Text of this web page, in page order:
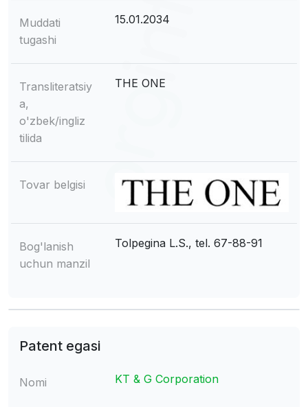
Muddati
tugashi
15.01.2034
Transliteratsiy
a,
o'zbek/ingliz
tilida
THE ONE
Tovar belgisi
Bog'lanish
uchun manzil
Tolpegina L.S., tel. 67-88-91
Patent egasi
Nomi KT & G Corporation